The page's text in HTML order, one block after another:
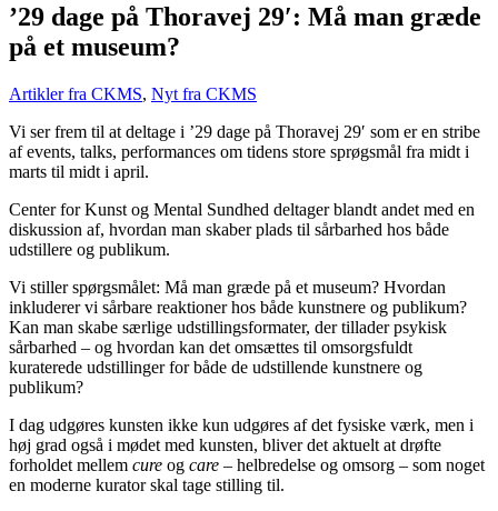
’29 dage på Thoravej 29′: Må man græde
på et museum?
Artikler fra CKMS, Nyt fra CKMS
Vi ser frem til at deltage i ’29 dage på Thoravej 29′ som er en stribe
af events, talks, performances om tidens store sprøgsmål fra midt i
marts til midt i april.
Center for Kunst og Mental Sundhed deltager blandt andet med en
diskussion af, hvordan man skaber plads til sårbarhed hos både
udstillere og publikum.
Vi stiller spørgsmålet: Må man græde på et museum? Hvordan
inkluderer vi sårbare reaktioner hos både kunstnere og publikum?
Kan man skabe særlige udstillingsformater, der tillader psykisk
sårbarhed – og hvordan kan det omsættes til omsorgsfuldt
kuraterede udstillinger for både de udstillende kunstnere og
publikum?
I dag udgøres kunsten ikke kun udgøres af det fysiske værk, men i
høj grad også i mødet med kunsten, bliver det aktuelt at drøfte
forholdet mellem cure og care – helbredelse og omsorg – som noget
en moderne kurator skal tage stilling til.